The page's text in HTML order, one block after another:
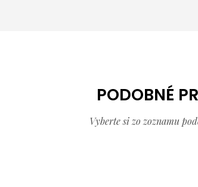
PODOBNÉ
Vyberte si zo zoznamu